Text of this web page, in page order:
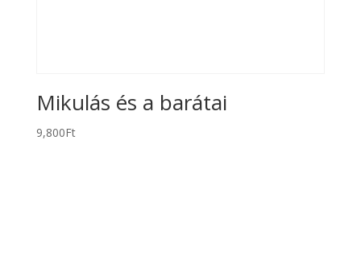
Mikulás és a barátai
9,800Ft